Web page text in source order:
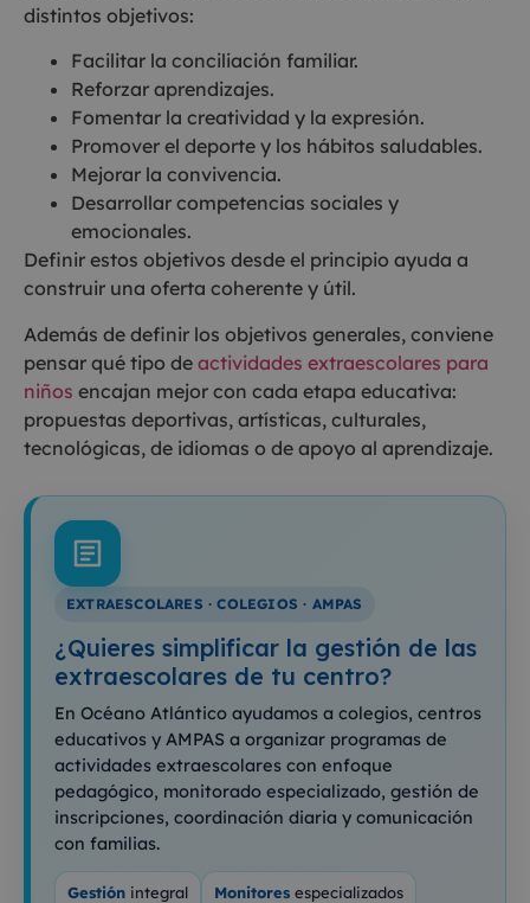
distintos objetivos:
Facilitar la conciliación familiar.
Reforzar aprendizajes.
Fomentar la creatividad y la expresión.
Promover el deporte y los hábitos saludables.
Mejorar la convivencia.
Desarrollar competencias sociales y
emocionales.
Definir estos objetivos desde el principio ayuda a
construir una oferta coherente y útil.
Además de definir los objetivos generales, conviene
pensar qué tipo de actividades extraescolares para
niños encajan mejor con cada etapa educativa:
propuestas deportivas, artísticas, culturales,
tecnológicas, de idiomas o de apoyo al aprendizaje.
EXTRAESCOLARES · COLEGIOS · AMPAS
¿Quieres simplificar la gestión de las
extraescolares de tu centro?
En Océano Atlántico ayudamos a colegios, centros
educativos y AMPAS a organizar programas de
actividades extraescolares con enfoque
pedagógico, monitorado especializado, gestión de
inscripciones, coordinación diaria y comunicación
con familias.
Gestión integral Monitores especializados